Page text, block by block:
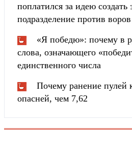
поплатился за идею создать
подразделение против
«Я победю»: почему в
слова, означающего
единственного числа
Почему ранение пулей
опасней, чем 7,62